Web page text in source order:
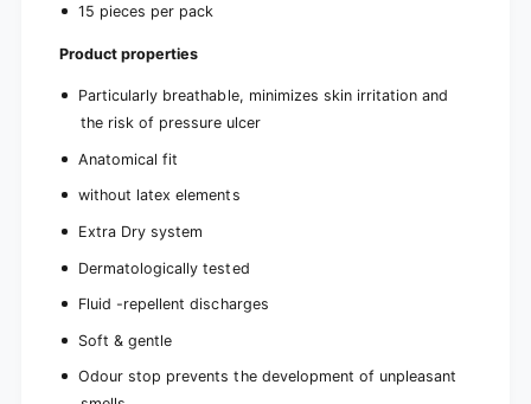
15 pieces per pack
Product properties
Particularly breathable, minimizes skin irritation and
the risk of pressure ulcer
Anatomical fit
without latex elements
Extra Dry system
Dermatologically tested
Fluid -repellent discharges
Soft & gentle
Odour stop prevents the development of unpleasant